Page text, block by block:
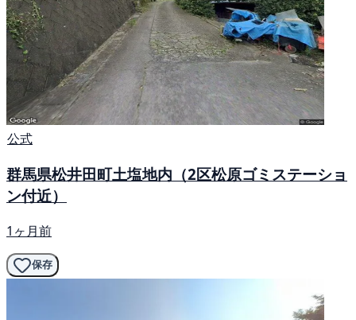
公式
群馬県松井田町土塩地内（2区松原ゴミステーショ
ン付近）
1ヶ月前
保存